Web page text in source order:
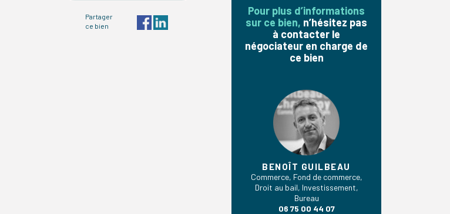
Partager
ce bien
Pour plus d’informations
sur ce bien, n’hésitez pas
à contacter le
négociateur en charge de
ce bien
BENOÎT GUILBEAU
Commerce, Fond de commerce,
Droit au bail, Investissement,
Bureau
06 75 00 44 07